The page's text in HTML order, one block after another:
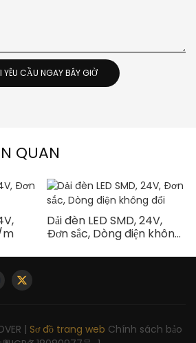
YÊU CẦU NGAY BÂY GIỜ
QUAN
m
Dải đèn LED SMD, 24V,
Đơn sắc, Dòng điện không
| Sơ đồ trang web Chính sách bảo